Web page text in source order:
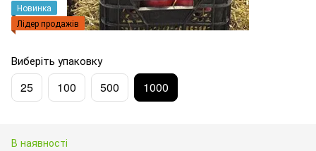
Новинка
Лідер продажів
Виберіть упаковку
25 100 500 1000
В наявності